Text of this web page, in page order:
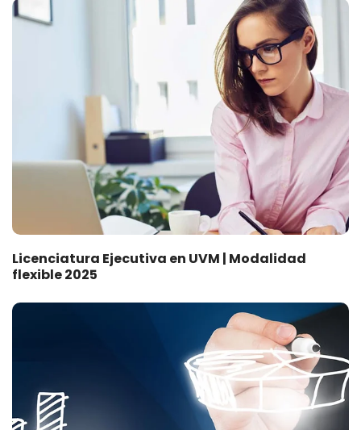
Licenciatura Ejecutiva en UVM | Modalidad
flexible 2025